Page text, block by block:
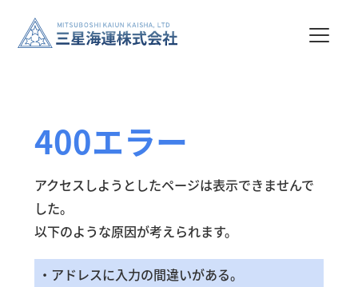
400エラー
アクセスしようとしたページは表示できませんで
した。
以下のような原因が考えられます。
・アドレスに入力の間違いがある。